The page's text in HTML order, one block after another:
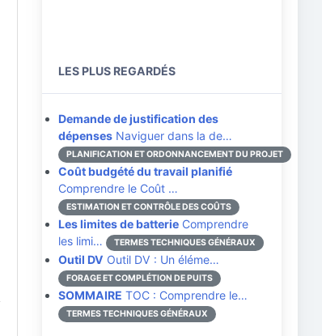
LES PLUS REGARDÉS
Demande de justification des
dépenses Naviguer dans la de…
PLANIFICATION ET ORDONNANCEMENT DU PROJET
Coût budgété du travail planifié
Comprendre le Coût …
ESTIMATION ET CONTRÔLE DES COÛTS
Les limites de batterie Comprendre
les limi…
TERMES TECHNIQUES GÉNÉRAUX
Outil DV Outil DV : Un éléme…
FORAGE ET COMPLÉTION DE PUITS
SOMMAIRE TOC : Comprendre le…
TERMES TECHNIQUES GÉNÉRAUX